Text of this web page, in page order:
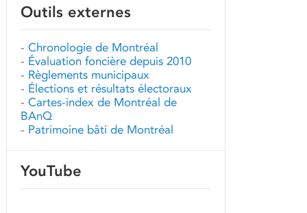
Outils externes
- Chronologie de Montréal
- Évaluation foncière depuis 2010
- Règlements municipaux
- Élections et résultats électoraux
- Cartes-index de Montréal de
BAnQ
- Patrimoine bâti de Montréal
YouTube